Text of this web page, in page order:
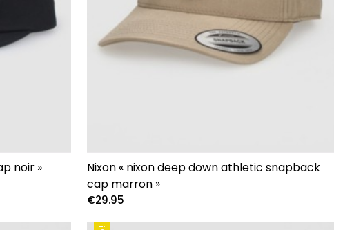
noir »
Nixon « nixon deep down athletic snapback
cap marron »
€29.95